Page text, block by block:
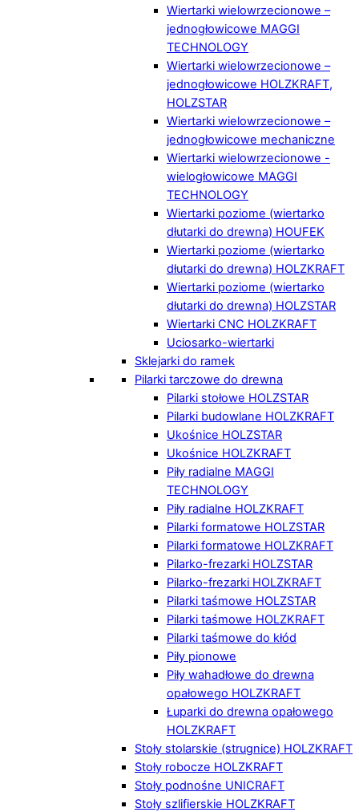
Wiertarki wielowrzecionowe –
jednogłowicowe MAGGI
TECHNOLOGY
Wiertarki wielowrzecionowe –
jednogłowicowe HOLZKRAFT,
HOLZSTAR
Wiertarki wielowrzecionowe –
jednogłowicowe mechaniczne
Wiertarki wielowrzecionowe -
wielogłowicowe MAGGI
TECHNOLOGY
Wiertarki poziome (wiertarko
dłutarki do drewna) HOUFEK
Wiertarki poziome (wiertarko
dłutarki do drewna) HOLZKRAFT
Wiertarki poziome (wiertarko
dłutarki do drewna) HOLZSTAR
Wiertarki CNC HOLZKRAFT
Uciosarko-wiertarki
Sklejarki do ramek
Pilarki tarczowe do drewna
Pilarki stołowe HOLZSTAR
Pilarki budowlane HOLZKRAFT
Ukośnice HOLZSTAR
Ukośnice HOLZKRAFT
Piły radialne MAGGI
TECHNOLOGY
Piły radialne HOLZKRAFT
Pilarki formatowe HOLZSTAR
Pilarki formatowe HOLZKRAFT
Pilarko-frezarki HOLZSTAR
Pilarko-frezarki HOLZKRAFT
Pilarki taśmowe HOLZSTAR
Pilarki taśmowe HOLZKRAFT
Pilarki taśmowe do kłód
Piły pionowe
Piły wahadłowe do drewna
opałowego HOLZKRAFT
Łuparki do drewna opałowego
HOLZKRAFT
Stoły stolarskie (strugnice) HOLZKRAFT
Stoły robocze HOLZKRAFT
Stoły podnośne UNICRAFT
Stoły szlifierskie HOLZKRAFT